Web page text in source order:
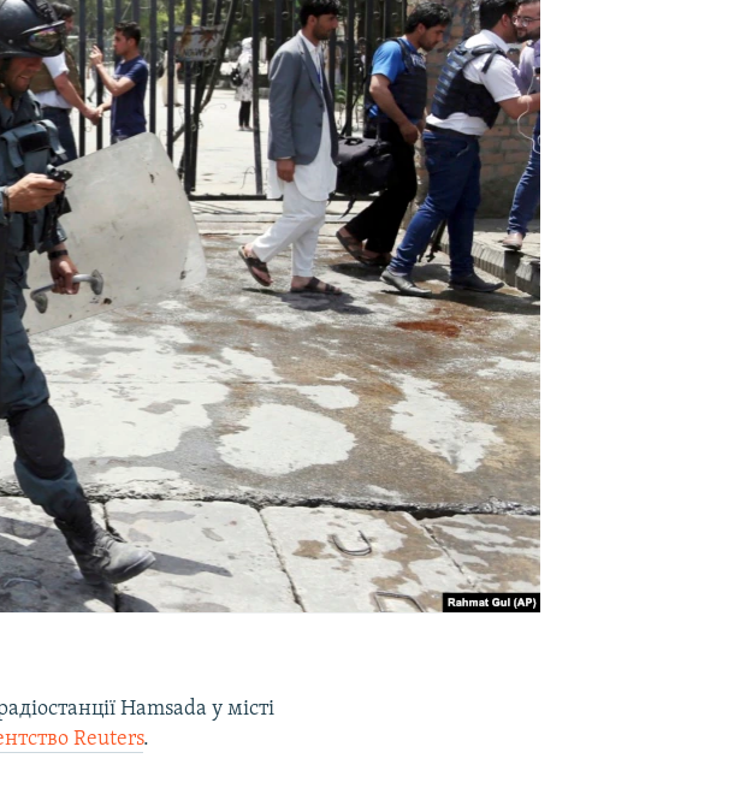
Hamsada у місті
Reuters.